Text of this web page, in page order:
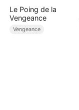
Le Poing de la
Vengeance
Vengeance